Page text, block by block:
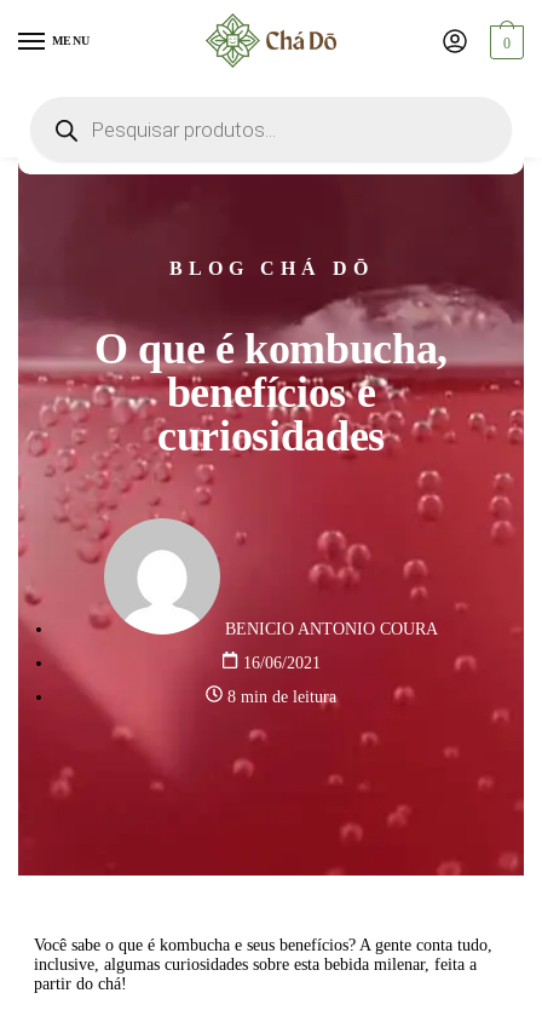
MENU 0
BLOG CHÁ DŌ
O que é kombucha,
benefícios e
curiosidades
BENICIO ANTONIO COURA
16/06/2021
8 min de leitura
Você sabe o que é kombucha e seus benefícios? A gente conta tudo,
inclusive, algumas curiosidades sobre esta bebida milenar, feita a
partir do chá!